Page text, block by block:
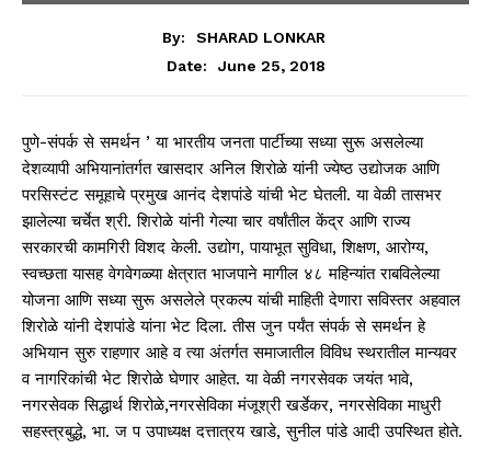
By:
SHARAD LONKAR
Date:
June 25, 2018
पुणे-संपर्क से समर्थन ’ या भारतीय जनता पार्टीच्या सध्या सुरू असलेल्या
देशव्यापी अभियानांतर्गत खासदार अनिल शिरोळे यांनी ज्येष्ठ उद्योजक आणि
परसिस्टंट समूहाचे प्रमुख आनंद देशपांडे यांची भेट घेतली. या वेळी तासभर
झालेल्या चर्चेत श्री. शिरोळे यांनी गेल्या चार वर्षांतील केंद्र आणि राज्य
सरकारची कामगिरी विशद केली. उद्योग, पायाभूत सुविधा, शिक्षण, आरोग्य,
स्वच्छता यासह वेगवेगळ्या क्षेत्रात भाजपाने मागील ४८ महिन्यांत राबविलेल्या
योजना आणि सध्या सुरू असलेले प्रकल्प यांची माहिती देणारा सविस्तर अहवाल
शिरोळे यांनी देशपांडे यांना भेट दिला. तीस जुन पर्यंत संपर्क से समर्थन हे
अभियान सुरु राहणार आहे व त्या अंतर्गत समाजातील विविध स्थरातील मान्यवर
व नागरिकांची भेट शिरोळे घेणार आहेत. या वेळी नगरसेवक जयंत भावे,
नगरसेवक सिद्धार्थ शिरोळे,नगरसेविका मंजूश्री खर्डेकर, नगरसेविका माधुरी
सहस्त्रबुद्धे, भा. ज प उपाध्यक्ष दत्तात्रय खाडे, सुनील पांडे आदी उपस्थित होते.